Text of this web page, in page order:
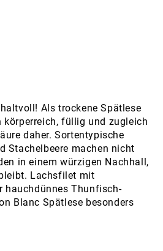
Als trockene Spätlese
körperreich, füllig und zugleich
daher. Sortentypische
Stachelbeere machen nicht
in einem würzigen Nachhall,
Lachsfilet mit
hauchdünnes Thunfisch-
Blanc Spätlese besonders